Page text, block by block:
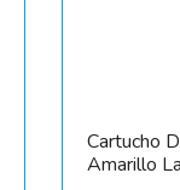
Cartucho
Amarillo